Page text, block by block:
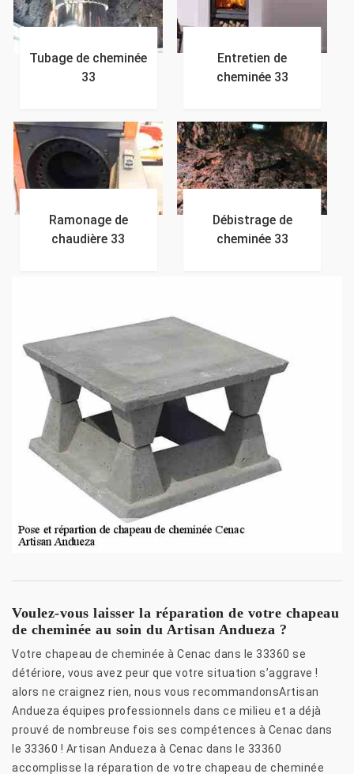
Tubage de cheminée
33
Entretien de
cheminée 33
Ramonage de
chaudière 33
Débistrage de
cheminée 33
Voulez-vous laisser la réparation de votre chapeau
de cheminée au soin du Artisan Andueza ?
Votre chapeau de cheminée à Cenac dans le 33360 se
détériore, vous avez peur que votre situation s’aggrave !
alors ne craignez rien, nous vous recommandonsArtisan
Andueza équipes professionnels dans ce milieu et a déjà
prouvé de nombreuse fois ses compétences à Cenac dans
le 33360 ! Artisan Andueza à Cenac dans le 33360
accomplisse la réparation de votre chapeau de cheminée